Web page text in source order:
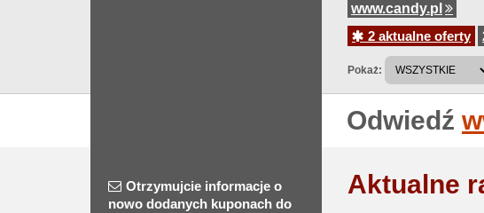
www.candy.pl
2 aktualne oferty
Pokaż:
Odwiedź
Otrzymujcie informacje o
nowo dodanych kuponach do
Aktualne